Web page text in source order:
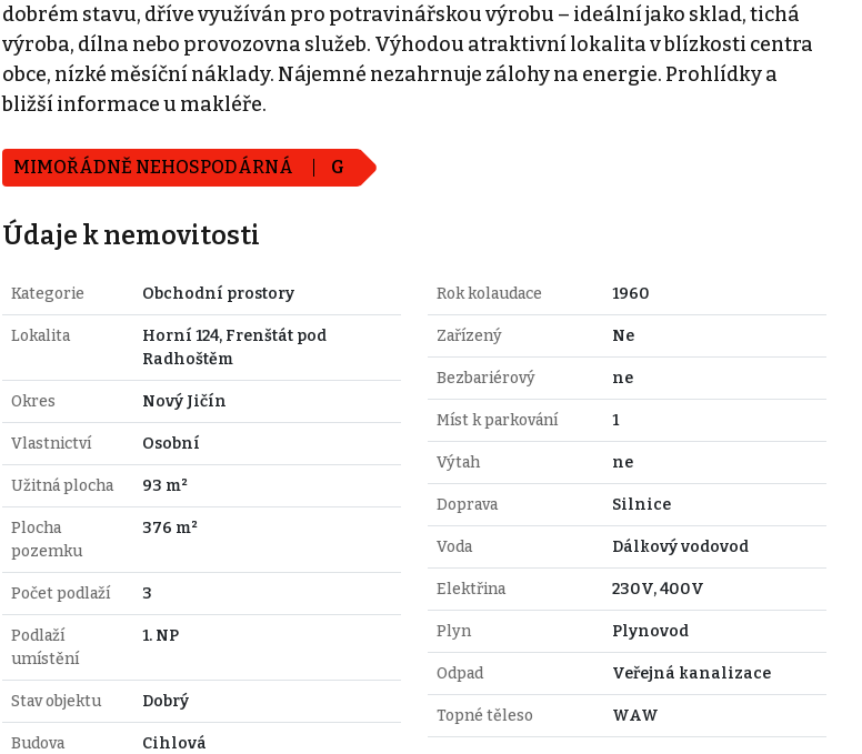
dobrém stavu, dříve využíván pro potravinářskou výrobu – ideální jako sklad, tichá
výroba, dílna nebo provozovna služeb. Výhodou atraktivní lokalita v blízkosti centra
obce, nízké měsíční náklady. Nájemné nezahrnuje zálohy na energie. Prohlídky a
bližší informace u makléře.
MIMOŘÁDNĚ NEHOSPODÁRNÁ G
Údaje k nemovitosti
Kategorie Obchodní prostory
Lokalita
Horní 124, Frenštát pod
Radhoštěm
Okres Nový Jičín
Vlastnictví Osobní
Užitná plocha 93 m²
Plocha
pozemku
376 m²
Počet podlaží 3
Podlaží
umístění
1. NP
Stav objektu Dobrý
Budova Cihlová
Rok kolaudace 1960
Zařízený Ne
Bezbariérový ne
Míst k parkování 1
Výtah ne
Doprava Silnice
Voda Dálkový vodovod
Elektřina 230V, 400V
Plyn Plynovod
Odpad Veřejná kanalizace
Topné těleso WAW